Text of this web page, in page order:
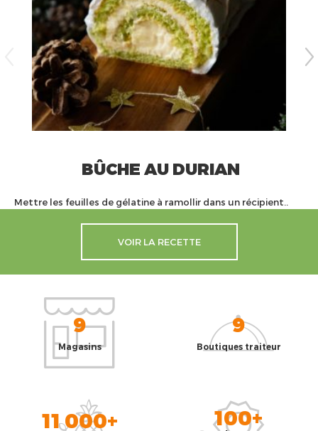
BÛCHE AU DURIAN
Mettre les feuilles de gélatine à ramollir dans un récipient..
VOIR LA RECETTE
9
Magasins
9
Boutiques traiteur
11 000+ 100+